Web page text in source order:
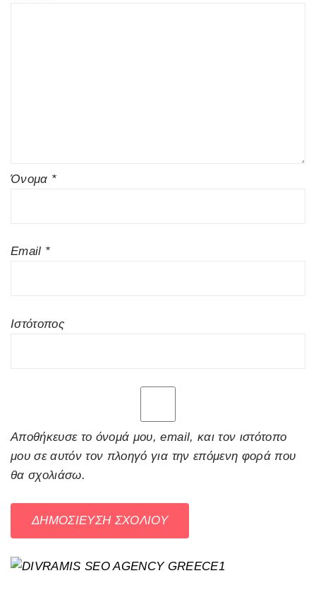
Όνομα *
Email *
Ιστότοπος
Αποθήκευσε το όνομά μου, email, και τον ιστότοπο
μου σε αυτόν τον πλοηγό για την επόμενη φορά που
θα σχολιάσω.